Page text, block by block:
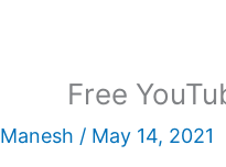
Free
Manesh / May 14, 2021